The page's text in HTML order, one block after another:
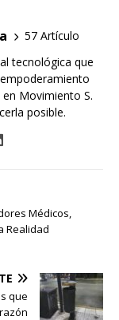
57 Artículo
tecnológica que
Movimiento S.
posible.
Médicos,
Realidad
que